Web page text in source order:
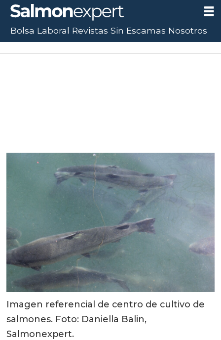
Imagen referencial de centro de cultivo de
salmones. Foto: Daniella Balin,
Salmonexpert.
Bolsa Laboral Revistas Sin Escamas Nosotros